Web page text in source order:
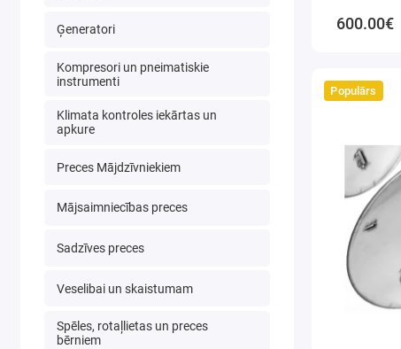
Ģeneratori
Kompresori un pneimatiskie
instrumenti
Klimata kontroles iekārtas un
apkure
Preces Mājdzīvniekiem
Mājsaimniecības preces
Sadzīves preces
Veselibai un skaistumam
Spēles, rotaļlietas un preces
bērniem
600.00€
Populārs